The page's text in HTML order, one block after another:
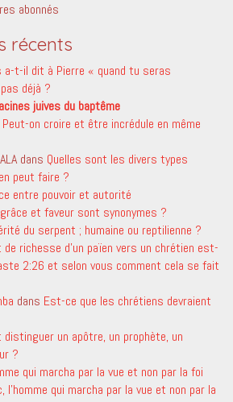
abonnés
récents
a-t-il dit à Pierre « quand tu seras
déjà ?
juives du baptême
Peut-on croire et être incrédule en même
dans Quelles sont les divers types
peut faire ?
entre pouvoir et autorité
et faveur sont synonymes ?
du serpent ; humaine ou reptilienne ?
richesse d’un païen vers un chrétien est-
2:26 et selon vous comment cela se fait
dans Est-ce que les chrétiens devraient
distinguer un apôtre, un prophète, un
?
qui marcha par la vue et non par la foi
l’homme qui marcha par la vue et non par la